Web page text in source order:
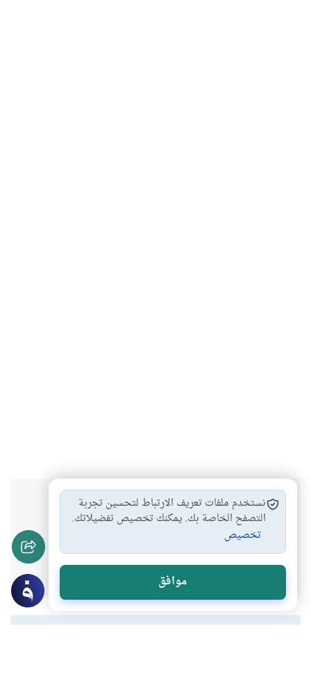
هل انتفعت بهذا المحتوى؟
نعم لا
نستخدم ملفات تعريف الارتباط لتحسين تجربة
التصفح الخاصة بك. يمكنك تخصيص تفضيلاتك.
تخصيص
موافق